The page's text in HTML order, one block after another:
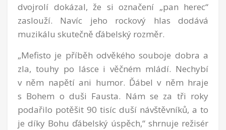
dvojrolí dokázal, že si označení „pan herec“
zaslouží. Navíc jeho rockový hlas dodává
muzikálu skutečně ďábelský rozměr.
„Mefisto je příběh odvěkého souboje dobra a
zla, touhy po lásce i věčném mládí. Nechybí
v něm napětí ani humor. Ďábel v něm hraje
s Bohem o duši Fausta. Nám se za tři roky
podařilo potěšit 90 tisíc duší návštěvníků, a to
je díky Bohu ďábelský úspěch,“ shrnuje režisér